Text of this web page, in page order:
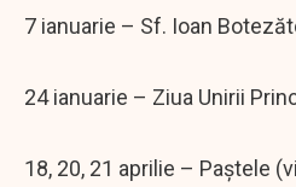
7 ianuarie – Sf. Ioan
24 ianuarie – Ziua Unirii
18, 20, 21 aprilie – Paștele